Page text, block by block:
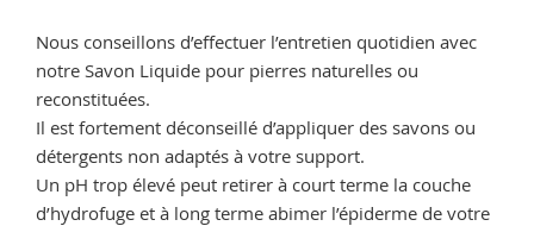
Nous conseillons d’effectuer l’entretien quotidien avec
notre Savon Liquide pour pierres naturelles ou
reconstituées.
Il est fortement déconseillé d’appliquer des savons ou
détergents non adaptés à votre support.
Un pH trop élevé peut retirer à court terme la couche
d’hydrofuge et à long terme abimer l’épiderme de votre